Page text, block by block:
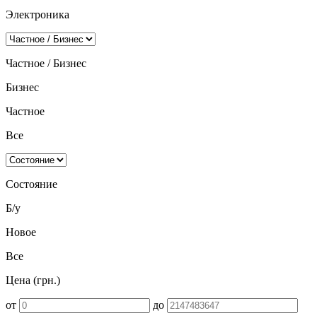
Электроника
Частное / Бизнес
Бизнес
Частное
Все
Состояние
Б/у
Новое
Все
Цена (грн.)
от до